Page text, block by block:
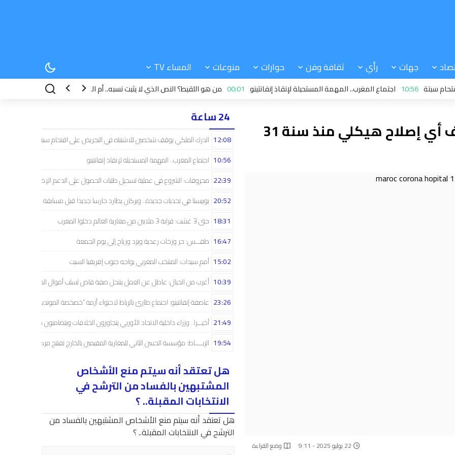
جهات رأي ثقافة وفن حوارات منوعات المساء TV
10:56 اجتماع المغرب.. المهمة المستحيلة لإنقاذ إنفانتينو 00:01 من هو اللقيط؟ النص الذي لا يثبت نسبه.. أم الطفل الذي سماه الله هبة..؟!
التهراوي: وزارة الصحة لم تعرف أي إصلاح هيكلي منذ سنة 31
22 يوليو 2025 - 9:11 وضع القراءة
24 ساعة
الدرك الملكي يوقف شخصين للاشتباه في التحريض على اقتحام سبتة 12:08
اجتماع المغرب.. المهمة المستحيلة لإنقاذ إنفانتينو 10:56
محروقات: الشروع في عملية تسجيل طلبات الحصول على الدعم الإضافي 22:39
بوبيستا في تحديات جديدة.. وبركان يطارد حارسا جديدا قبل مسابقة دوري الأبطال 20:52
حتى 3 غشت: قرابة 3 ملايين من مغاربة العالم دخلوا المغرب 18:31
طقـــس: حر وزخات رعدية وبرَد ورياح إلى يوم الجمعة 16:47
أمم سيدات: المنتخب المغربي يواجه جنوب إفريقيا السبت 15:02
أغرب من الخيال: عاطل عن العمل ينتحل صفة قاض لسلب أموال الضحايا 10:39
عاصفة إنفانتينو: اجتماع طارئ بالرباط لاحتواء أزمة “خصخصة المونديال” 23:26
أخيـــرا.. وزراء داخلية الاتحاد الأوربي يتجاوزون الخلافات ويتضامنون مع إسبانيا 21:49
الربـــــاط: مؤسسة الحسن الثاني للمغاربة المقيمين بالخارج تفتتح مركزا للاستقبال 19:54
هل تعتقد أنه سيتم منع الأشخاص
المشتبهين بالفساد من الترشح في
الانتخابات المقبلة.. ؟
هل تعتقد أنه سيتم منع الأشخاص المشتبهين بالفساد من
الترشح في الانتخابات المقبلة.. ؟